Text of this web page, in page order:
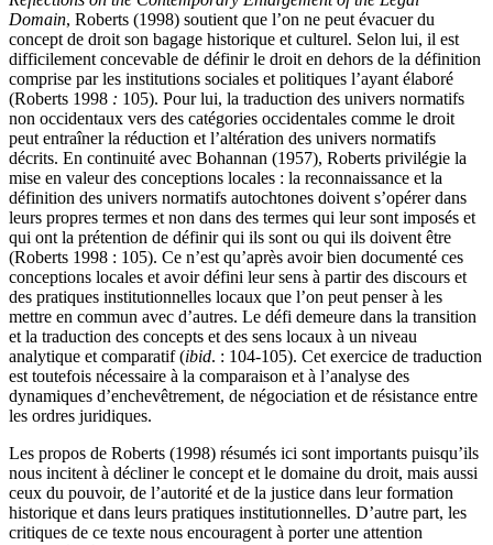
Domain, Roberts (1998) soutient que l’on ne peut évacuer du
concept de droit son bagage historique et culturel. Selon lui, il est
difficilement concevable de définir le droit en dehors de la définition
comprise par les institutions sociales et politiques l’ayant élaboré
(Roberts 1998 : 105). Pour lui, la traduction des univers normatifs
non occidentaux vers des catégories occidentales comme le droit
peut entraîner la réduction et l’altération des univers normatifs
décrits. En continuité avec Bohannan (1957), Roberts privilégie la
mise en valeur des conceptions locales : la reconnaissance et la
définition des univers normatifs autochtones doivent s’opérer dans
leurs propres termes et non dans des termes qui leur sont imposés et
qui ont la prétention de définir qui ils sont ou qui ils doivent être
(Roberts 1998 : 105). Ce n’est qu’après avoir bien documenté ces
conceptions locales et avoir défini leur sens à partir des discours et
des pratiques institutionnelles locaux que l’on peut penser à les
mettre en commun avec d’autres. Le défi demeure dans la transition
et la traduction des concepts et des sens locaux à un niveau
analytique et comparatif (ibid. : 104-105). Cet exercice de traduction
est toutefois nécessaire à la comparaison et à l’analyse des
dynamiques d’enchevêtrement, de négociation et de résistance entre
les ordres juridiques.
Les propos de Roberts (1998) résumés ici sont importants puisqu’ils
nous incitent à décliner le concept et le domaine du droit, mais aussi
ceux du pouvoir, de l’autorité et de la justice dans leur formation
historique et dans leurs pratiques institutionnelles. D’autre part, les
critiques de ce texte nous encouragent à porter une attention